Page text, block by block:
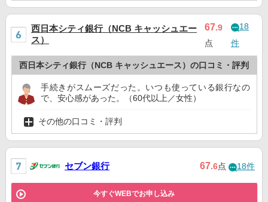
西日本シティ銀行（NCB キャッシュエー
ス）
67.9
点
18
件
西日本シティ銀行（NCB キャッシュエース）の口コミ・評判
手続きがスムーズだった。いつも使っている銀行なの
で、安心感があった。（60代以上／女性）
その他の口コミ・評判
セブン銀行 67.6点 18件
今すぐWEBでお申し込み